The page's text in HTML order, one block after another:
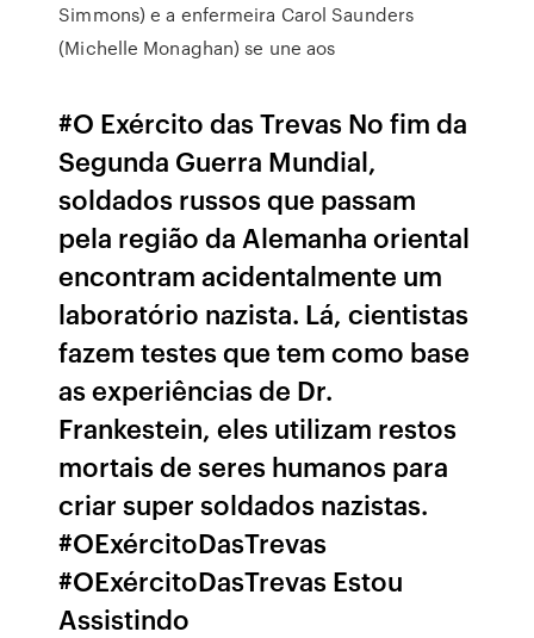
Simmons) e a enfermeira Carol Saunders
(Michelle Monaghan) se une aos
#O Exército das Trevas No fim da
Segunda Guerra Mundial,
soldados russos que passam
pela região da Alemanha oriental
encontram acidentalmente um
laboratório nazista. Lá, cientistas
fazem testes que tem como base
as experiências de Dr.
Frankestein, eles utilizam restos
mortais de seres humanos para
criar super soldados nazistas.
#OExércitoDasTrevas
#OExércitoDasTrevas Estou
Assistindo